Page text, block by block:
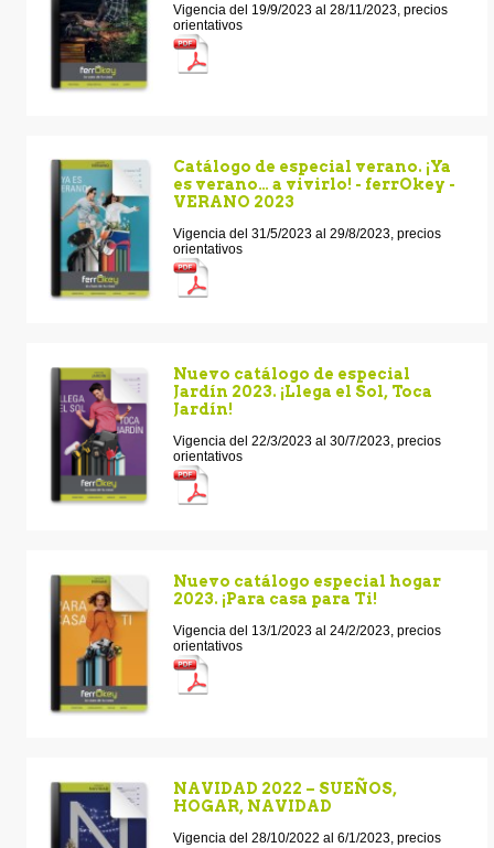
Vigencia del 19/9/2023 al 28/11/2023, precios
orientativos
Catálogo de especial verano. ¡Ya
es verano… a vivirlo! - ferrOkey -
VERANO 2023
Vigencia del 31/5/2023 al 29/8/2023, precios
orientativos
Nuevo catálogo de especial
Jardín 2023. ¡Llega el Sol, Toca
Jardín!
Vigencia del 22/3/2023 al 30/7/2023, precios
orientativos
Nuevo catálogo especial hogar
2023. ¡Para casa para Ti!
Vigencia del 13/1/2023 al 24/2/2023, precios
orientativos
NAVIDAD 2022 – SUEÑOS,
HOGAR, NAVIDAD
Vigencia del 28/10/2022 al 6/1/2023, precios